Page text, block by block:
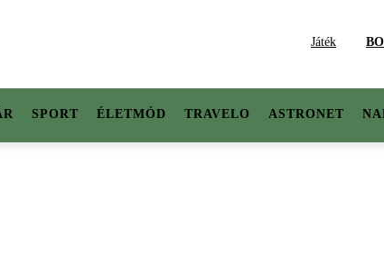
Játék
SPORT ÉLETMÓD TRAVELO ASTRONET